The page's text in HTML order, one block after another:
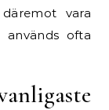
vara
används ofta